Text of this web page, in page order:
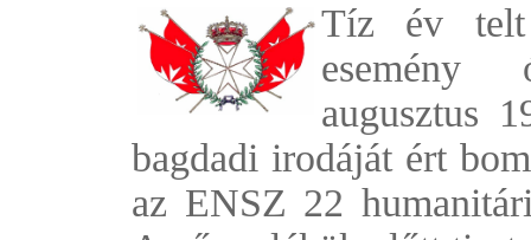
Tíz év
augusztus
bagdadi irodáját ért
az ENSZ 22